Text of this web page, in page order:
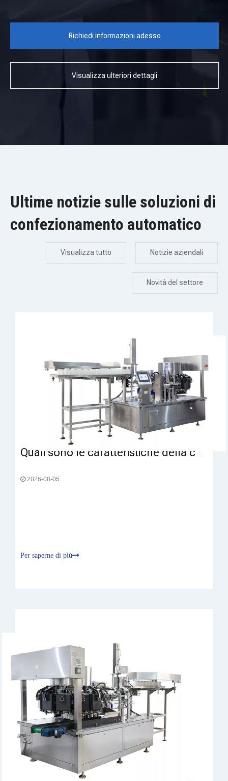
Richiedi informazioni adesso
Visualizza ulteriori dettagli
Ultime notizie sulle soluzioni di
confezionamento automatico
Visualizza tutto Notizie aziendali
Novità del settore
Quali sono le caratteristiche della confezionatrice per sacchetti?
2026-08-05
Per saperne di più